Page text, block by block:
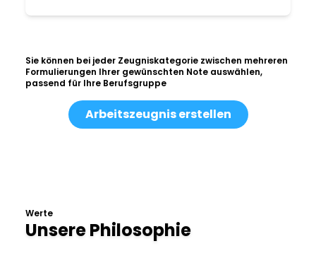
Sie können bei jeder Zeugniskategorie zwischen mehreren
Formulierungen Ihrer gewünschten Note auswählen,
passend für Ihre Berufsgruppe
Arbeitszeugnis erstellen
Werte
Unsere Philosophie